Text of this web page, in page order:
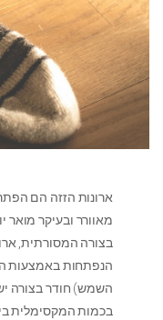
ארונות הזזה הם
מאוורר ובעיקר מואר
בצורה המסורתית,
הנפתחות באמצעות
השמש) חודר בצורה
בכמות המקסימלית